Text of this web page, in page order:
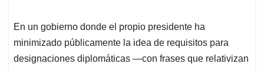
En un gobierno donde el propio presidente ha
minimizado públicamente la idea de requisitos para
designaciones diplomáticas —con frases que relativizan